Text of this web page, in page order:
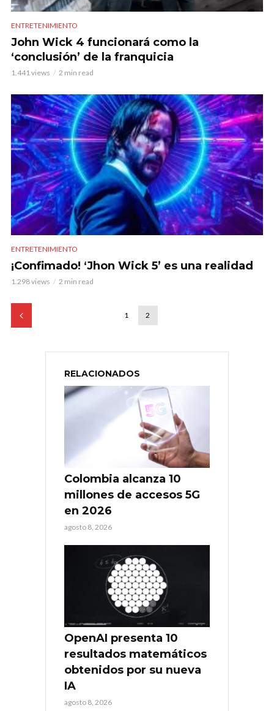
ENTRETENIMIENTO
John Wick 4 funcionará como la
‘conclusión’ de la franquicia
1.441 views 2 min read
ENTRETENIMIENTO
¡Confimado! ‘Jhon Wick 5’ es una realidad
1.298 views 2 min read
1 2
RELACIONADOS
Colombia alcanza 10
millones de accesos 5G
en 2026
agosto 8, 2026
OpenAI presenta 10
resultados matemáticos
obtenidos por su nueva
IA
agosto 8, 2026